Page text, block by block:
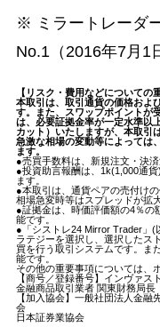
※ ミラートレーダ
No.1（2016年7月1
【リスク・費用などについての
本取引は、取引通貨の価格およ
す。また、スワップポイントが
は、必要証拠金率が一定水準以
カット）いたしますが、本取引
急激な相場の変動等によっては
ます。
●売買手数料は、新規注文・決済
●投資助言報酬は、1k(1,000通
ます。
●本取引は、通貨ペアの売付け
相場急変時等はスプレッドが拡
●証拠金は、時価評価額の4％の
能です。
●「シストレ24 Mirror Trader」(
ラテジーを選択し、選択したス
買を行う取引システムです。ま
能です。
その他の重要事項については、
【商号／登録番号】インヴァ
金融商品取引業者 関東財務局長
【加入協会】一般社団法人金
会
日本証券業協会